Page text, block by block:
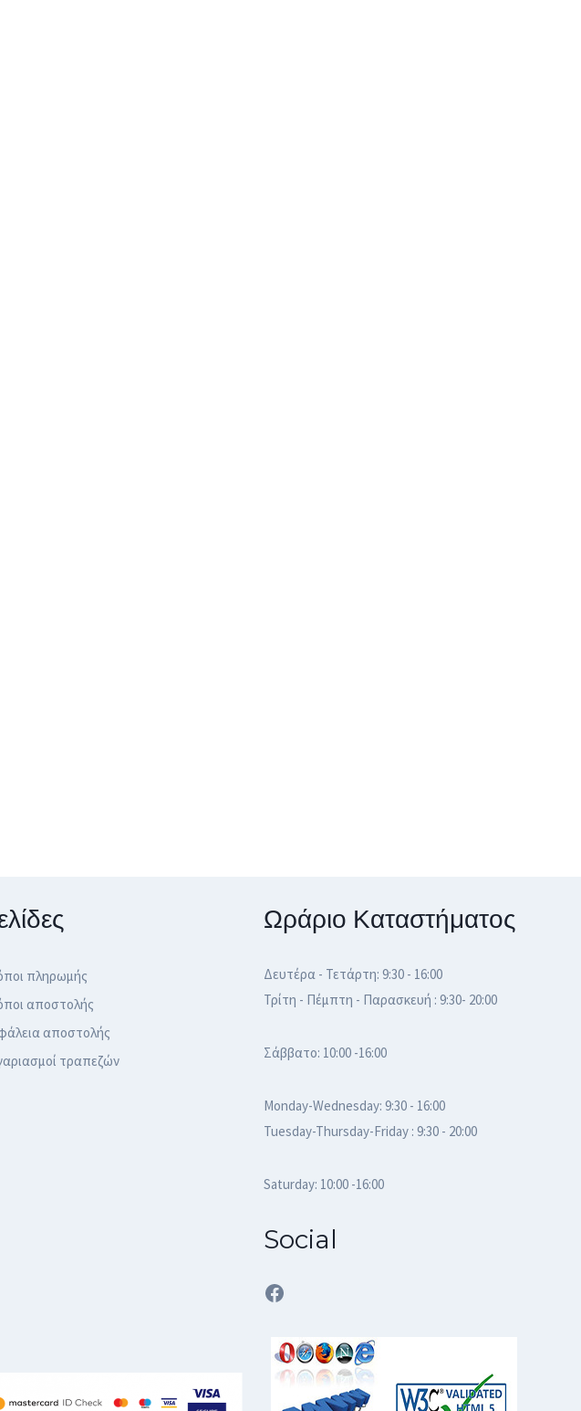
πληρωμής
αποστολής
αποστολής
τραπεζών
Ωράριο Καταστήματος
Δευτέρα - Τετάρτη: 9:30 - 16:00
Τρίτη - Πέμπτη - Παρασκευή : 9:30- 20:00
Σάββατο: 10:00 -16:00
Monday-Wednesday: 9:30 - 16:00
Tuesday-Thursday-Friday : 9:30 - 20:00
Saturday: 10:00 -16:00
Social
Facebook